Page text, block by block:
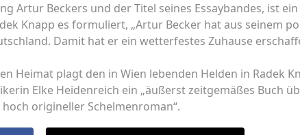
Artur Beckers und der Titel seines Essaybandes, ist
Knapp es formuliert, „Artur Becker hat aus seinem
Damit hat er ein wetterfestes Zuhause
Heimat plagt den in Wien lebenden Helden in Radek
Elke Heidenreich ein „äußerst zeitgemäßes Buch
origineller Schelmenroman“.